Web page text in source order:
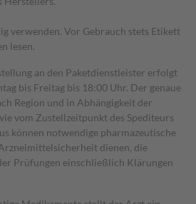
verwenden. Vor Gebrauch stets Etikett
lesen.
an den Paketdienstleister erfolgt
bis Freitag bis 18:00 Uhr. Der genaue
Region und in Abhängigkeit der
vom Zustellzeitpunkt des Spediteurs
können notwendige pharmazeutische
dienen, die
Prüfungen einschließlich Klärungen